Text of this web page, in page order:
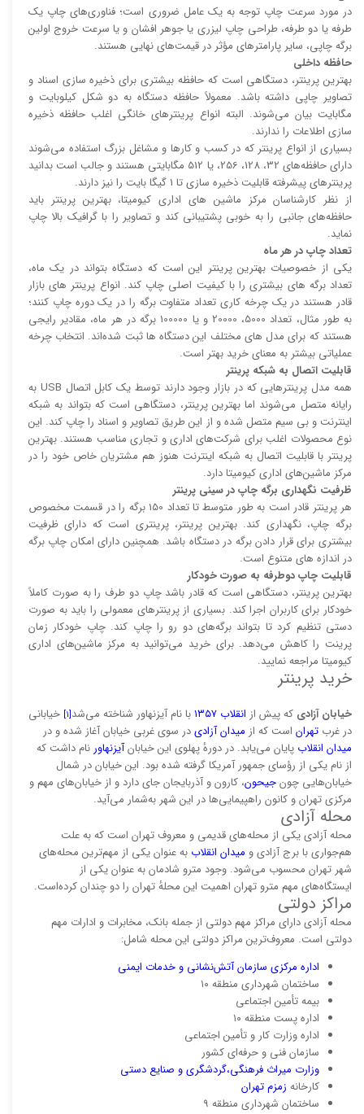
در مورد سرعت چاپ توجه به یک عامل ضروری است؛ فناوری‌های چاپ یک
طرفه یا دو طرفه، طراحی چاپ لیزری یا جوهر افشان و یا سرعت خروج اولین
برگه چاپی، سایر پارامتر‌های مؤثر در قیمت‌های نهایی هستند.
حافظه داخلی
بهترین پرینتر، دستگاهی است که حافظه بیشتری برای ذخیره سازی اسناد و
تصاویر چاپی داشته باشد. معمولاً حافظه دستگاه به دو شکل کیلوبایت و
مگابایت بیان می‌شوند. البته انواع پرینتر‌های خانگی اغلب حافظه ذخیره
سازی اطلاعات را ندارند.
بسیاری از انواع پرینتر که در کسب و کار‌ها و مشاغل بزرگ استفاده می‌شوند
دارای حافظه‌های 32، 128، 256، یا 512 مگابایتی هستند و جالب است بدانید
پرینتر‌های پیشرفته قابلیت ذخیره سازی تا 1 گیگا بایت را نیز دارند.
از نظر کارشناسان مرکز ماشین های اداری کیومیتا، بهترین پرینتر باید
حافظه‌های جانبی را به خوبی پشتیبانی کند و تصاویر را با گرافیک بالا چاپ
نماید.
تعداد چاپ در هر ماه
یکی از خصوصیات بهترین پرینتر این است که دستگاه بتواند در یک ماه،
تعداد برگه های بیشتری را با کیفیت اصلی چاپ کند. انواع پرینتر های بازار
قادر هستند در یک چرخه کاری تعداد متفاوت برگه را در یک دوره چاپ کنند؛
به طور مثال، تعداد 5000، 20000 و یا 100000 برگه در هر ماه، مقادیر رایجی
هستند که برای مدل های مختلف این دستگاه ها ثبت شده‌اند. انتخاب چرخه
عملیاتی بیشتر به معنای خرید بهتر است.
قابلیت اتصال به شبکه پرینتر
همه مدل پرینتر‌هایی که در بازار وجود دارند توسط یک کابل اتصال USB به
رایانه متصل می‌شوند اما بهترین پرینتر، دستگاهی است که بتواند به شبکه
اینترنت و بی سیم متصل شده و از این طریق تصاویر و اسناد را چاپ کند. این
نوع محصولات اغلب برای شرکت‌های اداری و تجاری مناسب هستند. بهترین
پرینتر با قابلیت اتصال به شبکه اینترنت هنوز هم مشتریان خاص خود را در
مرکز ماشین‌های اداری کیومیتا دارد.
ظرفیت نگهداری برگه چاپ در سینی پرینتر
هر پرینتر قادر است به طور متوسط تا تعداد 150 برگه را در قسمت مخصوص
برگه چاپ، نگهداری کند. بهترین پرینتر، پرینتری است که دارای ظرفیت
بیشتری برای قرار دادن برگه در دستگاه باشد. همچنین دارای امکان چاپ برگه
در اندازه های متنوع است.
قابلیت چاپ دوطرفه به صورت خودکار
بهترین پرینتر، دستگاهی است که قادر باشد چاپ دو طرف را به صورت کاملاً
خودکار برای کاربران اجرا کند. بسیاری از پرینتر‌های معمولی را باید به صورت
دستی تنظیم کرد تا بتواند برگه‌های دو رو را چاپ کند. چاپ خودکار زمان
پرینت را کاهش می‌دهد. برای خرید می‌توانید به مرکز ماشین‌های اداری
کیومیتا مراجعه نمایید.
خرید پرینتر
خیابان آزادی که پیش از انقلاب ۱۳۵۷ با نام آیزنهاور شناخته می‌شد[۱]
خیابانی
در غرب تهران است که از میدان آزادیدر سوی غربی خیابان آغاز شده و در
میدان انقلاب پایان می‌یابد. در دورهٔ پهلوی این خیابانآیزنهاور نام داشت که
از نام یکی از رؤسای جمهور آمریکا گرفته شده بود. این خیابان در شمال
خیابان‌هایی چونجیحون، کارون و آذربایجان جای دارد و از خیابان‌های مهم و
مرکزی تهران و کانون راهپیمایی‌ها در این شهر به‌شمار می‌آید.
محله آزادی
محله آزادی یکی از محله‌های قدیمی و معروف تهران است که به علت
هم‌جواری با برج آزادی و میدان انقلاب به عنوان یکی از مهم‌ترین محله‌های
شهر تهران محسوب می‌شود. وجود مترو شادمان به عنوان یکی از
ایستگاه‌های مهم مترو تهران اهمیت این محلهٔ تهران را دو چندان کرده‌است.
مراکز دولتی
محله آزادی دارای مراکز مهم دولتی از جمله بانک، مخابرات و ادارات مهم
دولتی است. معروف‌ترین مراکز دولتی این محله شامل:
اداره مرکزی سازمان آتش‌نشانی و خدمات ایمنی
ساختمان شهرداری منطقه ۱۰
بیمه تأمین اجتماعی
اداره پست منطقه ۱۰
اداره وزارت کار و تأمین اجتماعی
سازمان فنی و حرفه‌ای کشور
وزارت میراث فرهنگی،گردشگری و صنایع دستی
کارخانه زمزم تهران
ساختمان شهرداری منطقه ۹